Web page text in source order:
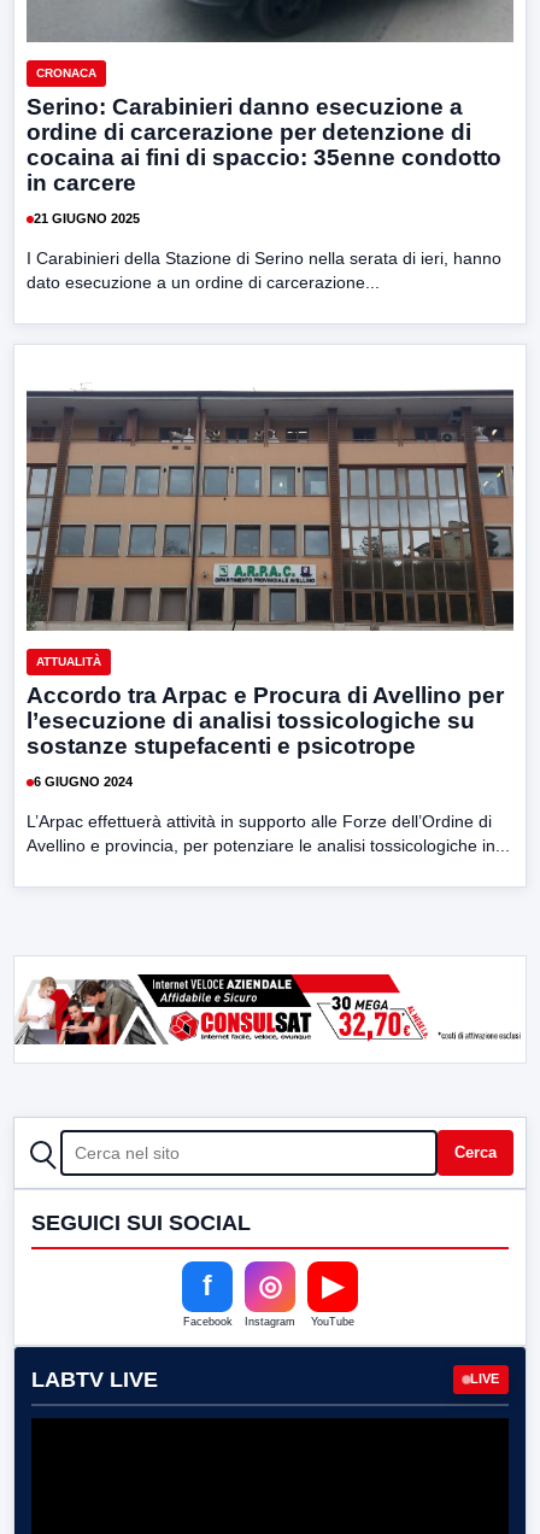
CRONACA
Serino: Carabinieri danno esecuzione a
ordine di carcerazione per detenzione di
cocaina ai fini di spaccio: 35enne condotto
in carcere
21 GIUGNO 2025
I Carabinieri della Stazione di Serino nella serata di ieri, hanno
dato esecuzione a un ordine di carcerazione...
ATTUALITÀ
Accordo tra Arpac e Procura di Avellino per
l’esecuzione di analisi tossicologiche su
sostanze stupefacenti e psicotrope
6 GIUGNO 2024
L’Arpac effettuerà attività in supporto alle Forze dell’Ordine di
Avellino e provincia, per potenziare le analisi tossicologiche in...
CERCA Cerca
SEGUICI SUI SOCIAL
f
Facebook
◎
Instagram
▶
YouTube
LABTV LIVE LIVE